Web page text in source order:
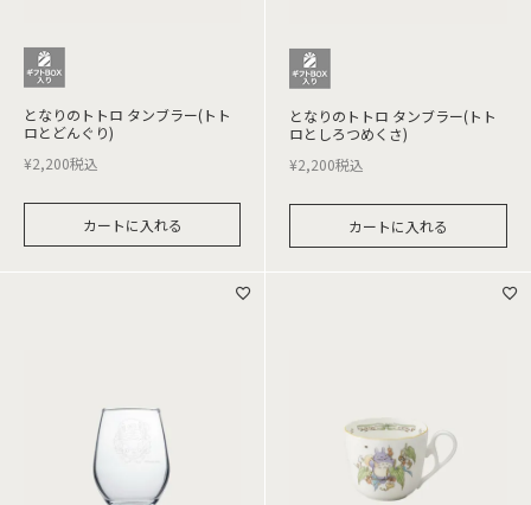
となりのトトロ タンブラー(トト
ロとどんぐり)
¥2,200税込
カートに入れる
となりのトトロ タンブラー(トト
ロとしろつめくさ)
¥2,200税込
カートに入れる